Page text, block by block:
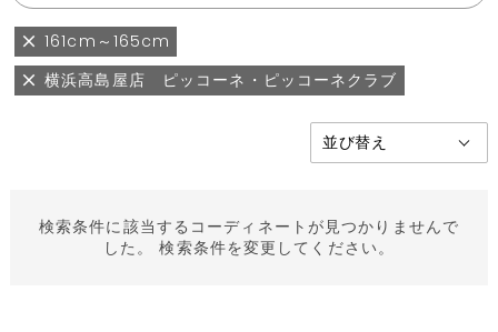
161cm～165cm
横浜高島屋店 ピッコーネ・ピッコーネクラブ
検索条件に該当するコーディネートが見つかりませんで
した。 検索条件を変更してください。